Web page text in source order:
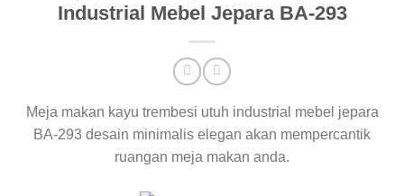
Industrial Mebel Jepara BA-293
Meja makan kayu trembesi utuh industrial mebel jepara
BA-293 desain minimalis elegan akan mempercantik
ruangan meja makan anda.